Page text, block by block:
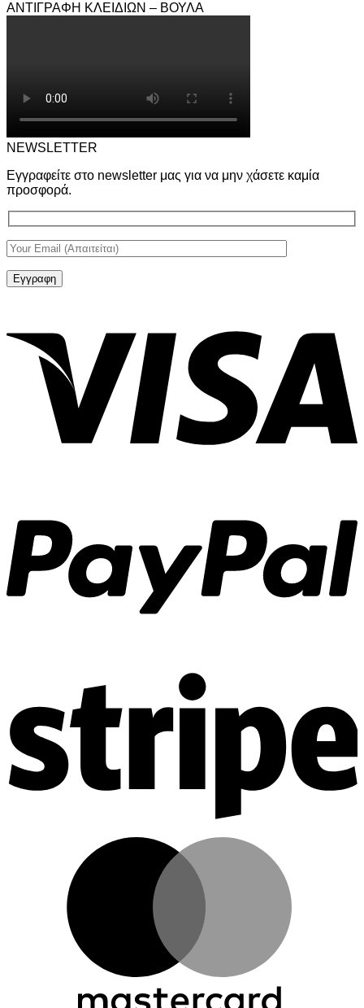
ΑΝΤΙΓΡΑΦΗ ΚΛΕΙΔΙΩΝ – ΒΟΥΛΑ
NEWSLETTER
Εγγραφείτε στο newsletter μας για να μην χάσετε καμία
προσφορά.